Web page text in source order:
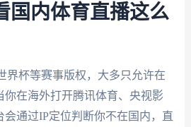
国内体育直播这么
界杯等赛事版权，大多只允许在
你在海外打开腾讯体育、央视影
会通过IP定位判断你不在国内，直